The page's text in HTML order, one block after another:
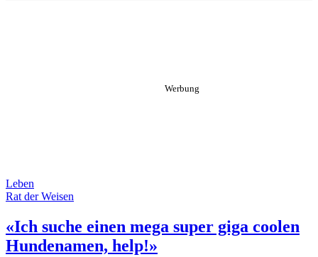
Leben
Rat der Weisen
«Ich suche einen mega super giga coolen
Hundenamen, help!»